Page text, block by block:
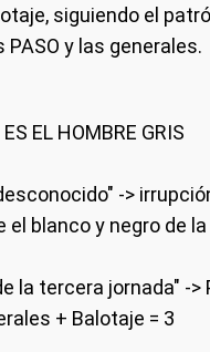
siguiendo el
y las generales.
EL HOMBRE GRIS
->
el blanco y negro de
la tercera jornada" ->
+ Balotaje = 3